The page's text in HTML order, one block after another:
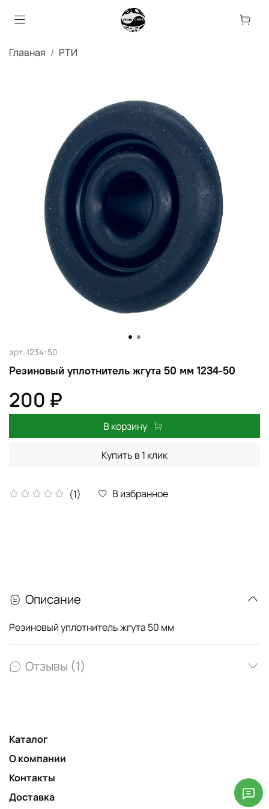
Главная РТИ
арт. 1234-50
Резиновый уплотнитель жгута 50 мм 1234-50
(1) В избранное
200 ₽
В корзину
Купить в 1 клик
Описание
Резиновый уплотнитель жгута 50 мм
Отзывы (1)
Каталог
О компании
Контакты
Доставка